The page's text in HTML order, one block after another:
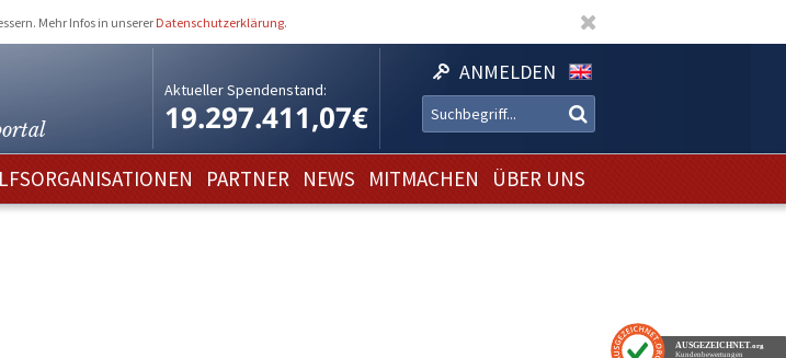
Mehr Infos in unserer Datenschutzerklärung.
Aktueller Spendenstand:
19.297.411,07€
ANMELDEN
PARTNER NEWS MITMACHEN ÜBER UNS
AUSGEZEICHNET.org
Kundenbewertungen